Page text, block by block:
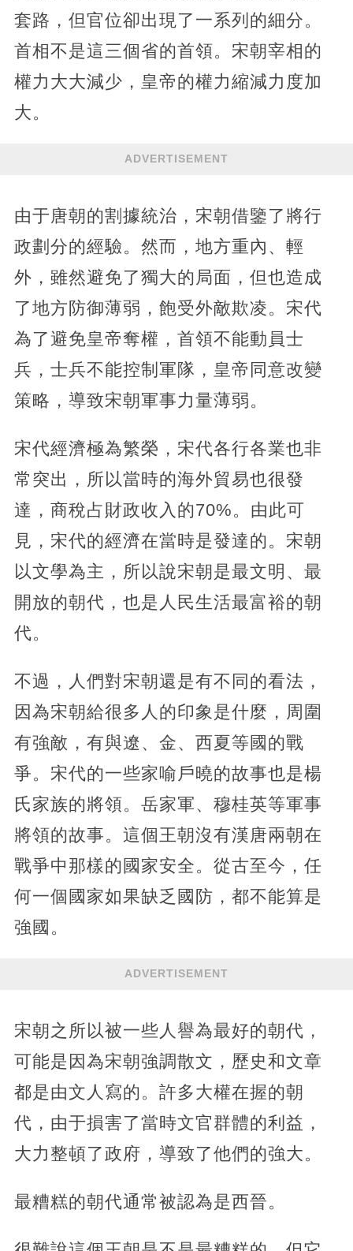
套路，但官位卻出現了一系列的細分。
首相不是這三個省的首領。宋朝宰相的
權力大大減少，皇帝的權力縮減力度加
大。
ADVERTISEMENT
由于唐朝的割據統治，宋朝借鑒了將行
政劃分的經驗。然而，地方重內、輕
外，雖然避免了獨大的局面，但也造成
了地方防御薄弱，飽受外敵欺凌。宋代
為了避免皇帝奪權，首領不能動員士
兵，士兵不能控制軍隊，皇帝同意改變
策略，導致宋朝軍事力量薄弱。
宋代經濟極為繁榮，宋代各行各業也非
常突出，所以當時的海外貿易也很發
達，商稅占財政收入的70%。由此可
見，宋代的經濟在當時是發達的。宋朝
以文學為主，所以說宋朝是最文明、最
開放的朝代，也是人民生活最富裕的朝
代。
不過，人們對宋朝還是有不同的看法，
因為宋朝給很多人的印象是什麼，周圍
有強敵，有與遼、金、西夏等國的戰
爭。宋代的一些家喻戶曉的故事也是楊
氏家族的將領。岳家軍、穆桂英等軍事
將領的故事。這個王朝沒有漢唐兩朝在
戰爭中那樣的國家安全。從古至今，任
何一個國家如果缺乏國防，都不能算是
強國。
ADVERTISEMENT
宋朝之所以被一些人譽為最好的朝代，
可能是因為宋朝強調散文，歷史和文章
都是由文人寫的。許多大權在握的朝
代，由于損害了當時文官群體的利益，
大力整頓了政府，導致了他們的強大。
最糟糕的朝代通常被認為是西晉。